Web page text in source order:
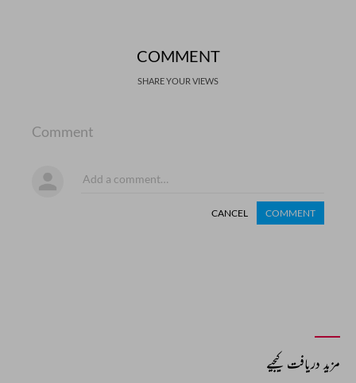
COMMENT
SHARE YOUR VIEWS
Comment
CANCEL COMMENT
مزید دریافت کیجیے